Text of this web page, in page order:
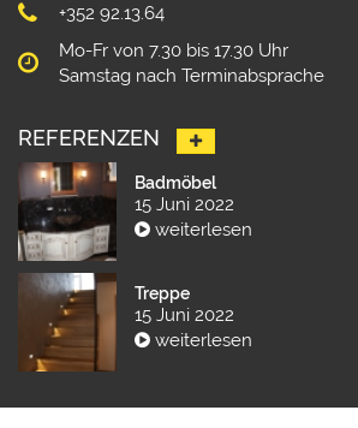
+352 92.13.64
Mo-Fr von 7.30 bis 17.30 Uhr
Samstag nach Terminabsprache
REFERENZEN
Badmöbel
15 Juni 2022
weiterlesen
Treppe
15 Juni 2022
weiterlesen